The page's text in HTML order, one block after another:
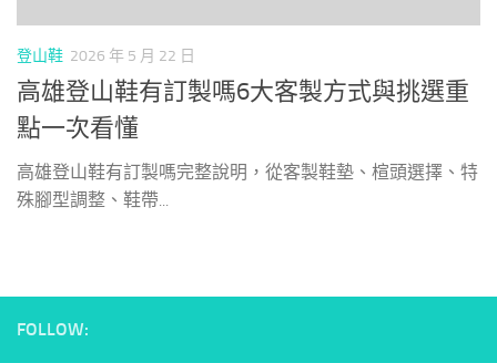
登山鞋 2026 年 5 月 22 日
高雄登山鞋有訂製嗎6大客製方式與挑選重
點一次看懂
高雄登山鞋有訂製嗎完整說明，從客製鞋墊、楦頭選擇、特
殊腳型調整、鞋帶...
FOLLOW: